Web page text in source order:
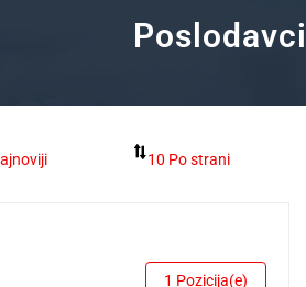
Poslodavci
1 Pozicija(e)